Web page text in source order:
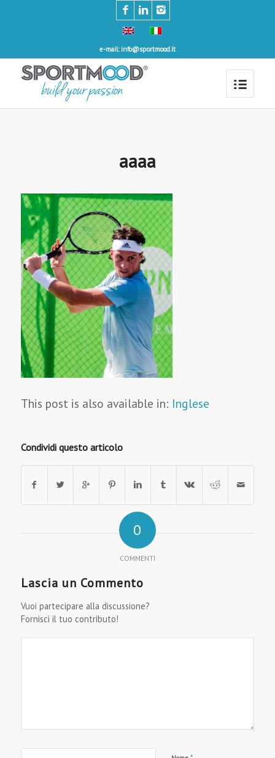
e-mail: info@sportmood.it
aaaa
This post is also available in: Inglese
Condividi questo articolo
0
COMMENTI
Lascia un Commento
Vuoi partecipare alla discussione?
Fornisci il tuo contributo!